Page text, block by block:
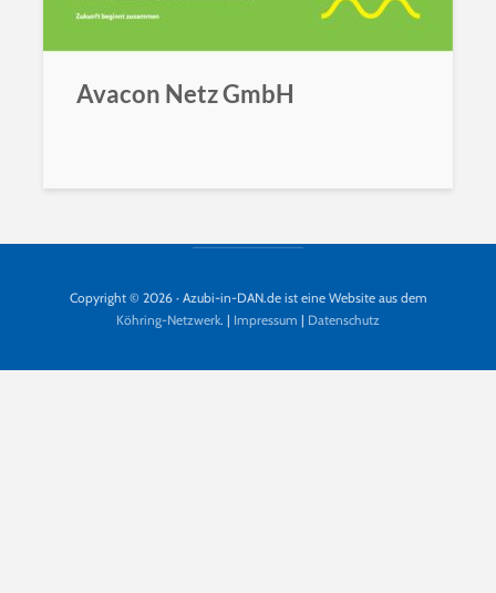
Avacon Netz GmbH
Copyright © 2026 · Azubi-in-DAN.de ist eine Website aus dem
Köhring-Netzwerk. | Impressum | Datenschutz